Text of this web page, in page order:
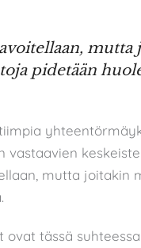
mutta
pidetään
mutta joitakin
tässä